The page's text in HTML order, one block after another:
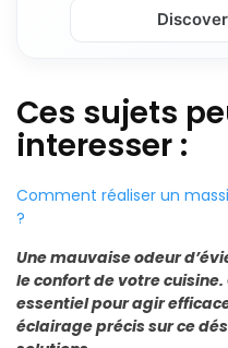
Discover
Ces sujets
interesser :
Comment réaliser un
?
Une mauvaise odeur
le confort de votre
essentiel pour agir
éclairage précis sur ce